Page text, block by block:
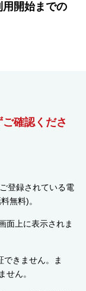
開始までの
ご確認くださ
登録されている電
無料)。
面上に表示されま
きません。ま
せん。